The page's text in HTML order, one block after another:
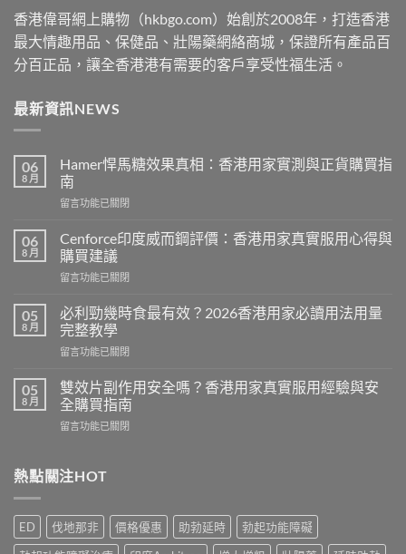
香港偉哥網上購物（hkbgo.com）始創於2008年，打造香港
最大情趣用品、保健品、壯陽藥網絡商城，保證所有產品百
分百正品，讓全香港港有需要的客戶享受性福生活。
最新資訊NEWS
06
8 月
Hamer悍馬糖效果真相：香港用家實測與正貨購買指
南
在
悍
馬
糖
效
真
相：
香
港
家
實
與
購
南〉
中
留言功能已關閉
06
8 月
Cenforce印度威而鋼評價：香港用家真實服用心得與
購買建議
在
印
度
威
而
評
價：
港
真
用
心
留言功能已關閉
05
8 月
必利勁幾時食最有效？2026香港用家必讀用法用量
完整教學
在
利
勁
幾
時
有
香
港
用
留言功能已關閉
05
8 月
雙效片副作用安全嗎？香港用家真實服用經驗與安
全購買指南
在
片
副
用
安
全
留言功能已關閉
熱點關注HOT
ED 伐地那非 價格優惠 助勃延時
勃起功能障礙